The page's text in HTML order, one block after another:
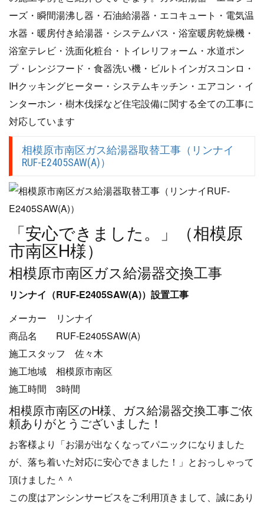
ーズ・瞬間湯沸し器・石油給湯器・エコキュート・電気温
水器・暖房付き給湯器・システムバス・浴室暖房乾燥機・
浴室テレビ・洗面化粧台・トイレリフォーム・水道ポン
プ・レンジフード・食器洗い機・ビルトインガスコンロ・
IHクッキングヒーター・システムキッチン・エアコン・イ
ンターホン・樹木伐採など住宅設備に関する全ての工事に
対応しています
相模原市南区ガス給湯器取替工事（リンナイ
RUF-E2405SAW(A)）
「安心できました。」（相模原
市南区H様）
相模原市南区ガス給湯器交換工事
リンナイ（RUF-E2405SAW(A)）設置工事
メーカー リンナイ
商品名 RUF-E2405SAW(A)
施工スタッフ 佐々木
施工地域 相模原市南区
施工時間 3時間
相模原市南区のH様、ガス給湯器交換工事ご依
頼ありがとうございました！
お客様より「お湯が出なくなってパニックになりました
が、落ち着いた対応に安心できました！」とおっしゃって
頂けました＾＾
この度はアンシンサービスをご利用頂きまして、誠にあり